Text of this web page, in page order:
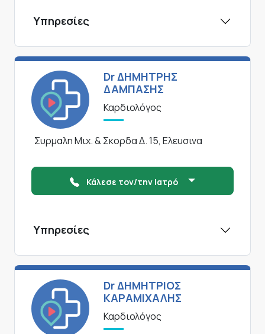
Υπηρεσίες
Dr ΔΗΜΗΤΡΗΣ
ΔΑΜΠΑΣΗΣ
Καρδιολόγος
Συρμαλη Μιχ. & Σκορδα Δ. 15, Ελευσινα
Κάλεσε τον/την Ιατρό
Υπηρεσίες
Dr ΔΗΜΗΤΡΙΟΣ
ΚΑΡΑΜΙΧΑΛΗΣ
Καρδιολόγος